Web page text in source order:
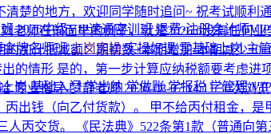
班2026中级VIP速通密训班退费·注册会计师
金牌名师班上岗实操实操好课零基础上岗主
上岗基础入门学出纳学做账学报税 学管理
楚的地方，欢迎同学随时追问~ 祝考试顺利通
师在前面举的例子，就是2026.6没有任何业
加计抵减额：期初数+本期增加-本期减少
的情形 是的，第一步计算应纳税额要考虑进
专业指导-梦静老师 2026-08-07 14:1130次浏
出钱（向乙付货款）。 甲不给丙付租金，是
丙交货。 《民法典》522条第1款（普通向第